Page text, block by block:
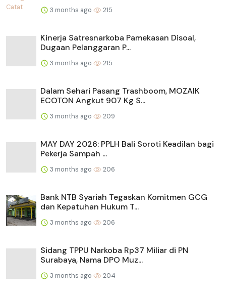
3 months ago 215
Kinerja Satresnarkoba Pamekasan Disoal,
Dugaan Pelanggaran P...
3 months ago 215
Dalam Sehari Pasang Trashboom, MOZAIK
ECOTON Angkut 907 Kg S...
3 months ago 209
MAY DAY 2026: PPLH Bali Soroti Keadilan bagi
Pekerja Sampah ...
3 months ago 206
Bank NTB Syariah Tegaskan Komitmen GCG
dan Kepatuhan Hukum T...
3 months ago 206
Sidang TPPU Narkoba Rp37 Miliar di PN
Surabaya, Nama DPO Muz...
3 months ago 204